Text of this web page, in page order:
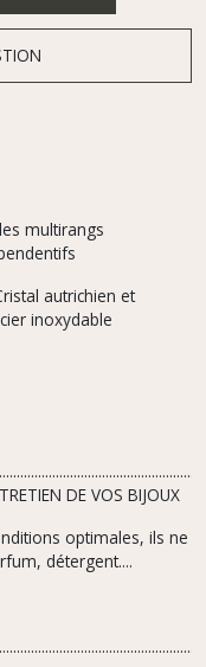
multirangs
autrichien et
inoxydable
BIJOUX
optimales, ils ne
détergent....